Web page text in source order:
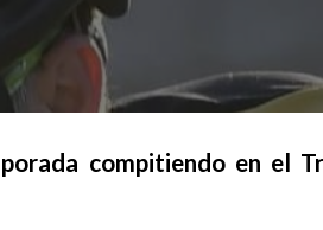
compitiendo en el